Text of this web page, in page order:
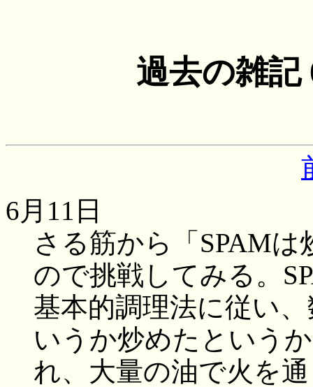
過去の雑記
6月11日
さる筋から「SPAM
ので挑戦してみる。
基本的調理法に従い
いうか炒めたという
れ、大量の油で火を